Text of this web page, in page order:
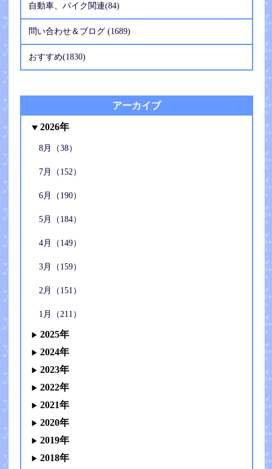
自動車、バイク関連(84)
問い合わせ＆ブログ (1689)
おすすめ(1830)
アーカイブ
2026年
8月（38）
7月（152）
6月（190）
5月（184）
4月（149）
3月（159）
2月（151）
1月（211）
2025年
2024年
2023年
2022年
2021年
2020年
2019年
2018年